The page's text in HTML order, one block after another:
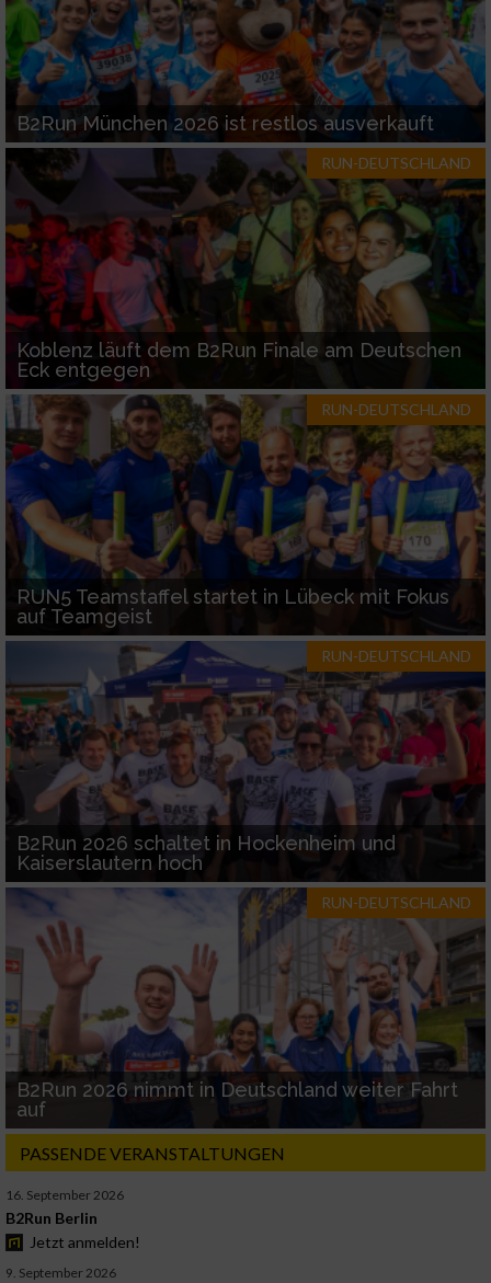
B2Run München 2026 ist restlos ausverkauft
RUN-DEUTSCHLAND
Koblenz läuft dem B2Run Finale am Deutschen
Eck entgegen
RUN-DEUTSCHLAND
RUN5 Teamstaffel startet in Lübeck mit Fokus
auf Teamgeist
RUN-DEUTSCHLAND
B2Run 2026 schaltet in Hockenheim und
Kaiserslautern hoch
RUN-DEUTSCHLAND
B2Run 2026 nimmt in Deutschland weiter Fahrt
auf
PASSENDE VERANSTALTUNGEN
16. September 2026
B2Run Berlin
Jetzt anmelden!
9. September 2026